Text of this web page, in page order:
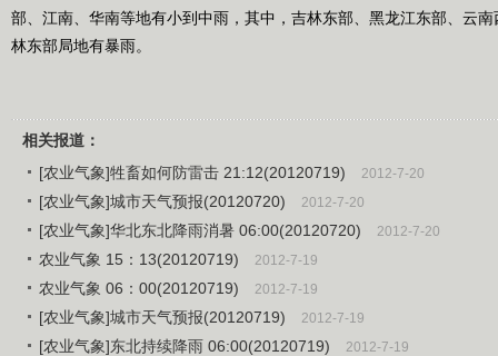
部、江南、华南等地有小到中雨，其中，吉林东部、黑龙江东部、云
林东部局地有暴雨。
相关报道：
[农业气象]牲畜如何防雷击 21:12(20120719)
2012-7-20
[农业气象]城市天气预报(20120720) 2012-7-20
[农业气象]华北东北降雨消暑 06:00(20120720) 2012-7-20
农业气象 15：13(20120719) 2012-7-19
农业气象 06：00(20120719) 2012-7-19
[农业气象]城市天气预报(20120719) 2012-7-19
[农业气象]东北持续降雨 06:00(20120719) 2012-7-19